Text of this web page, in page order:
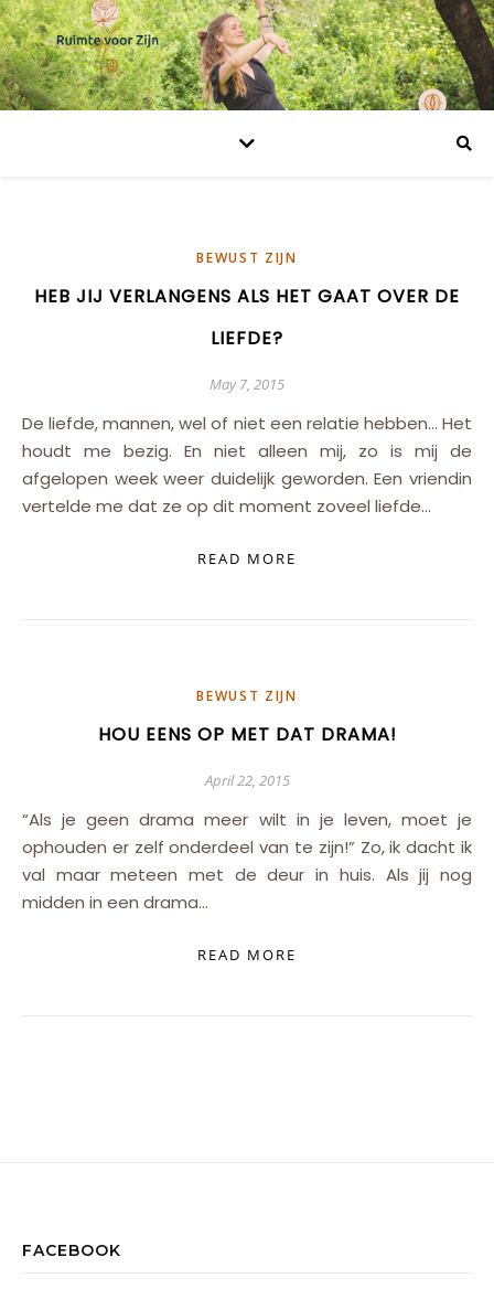
BEWUST ZIJN
HEB JIJ VERLANGENS ALS HET GAAT OVER DE
LIEFDE?
May 7, 2015
De liefde, mannen, wel of niet een relatie hebben… Het
houdt me bezig. En niet alleen mij, zo is mij de
afgelopen week weer duidelijk geworden. Een vriendin
vertelde me dat ze op dit moment zoveel liefde…
READ MORE
BEWUST ZIJN
HOU EENS OP MET DAT DRAMA!
April 22, 2015
“Als je geen drama meer wilt in je leven, moet je
ophouden er zelf onderdeel van te zijn!” Zo, ik dacht ik
val maar meteen met de deur in huis. Als jij nog
midden in een drama…
READ MORE
FACEBOOK